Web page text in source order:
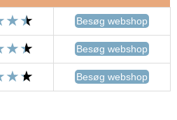
Besøg webshop
Besøg webshop
Besøg webshop